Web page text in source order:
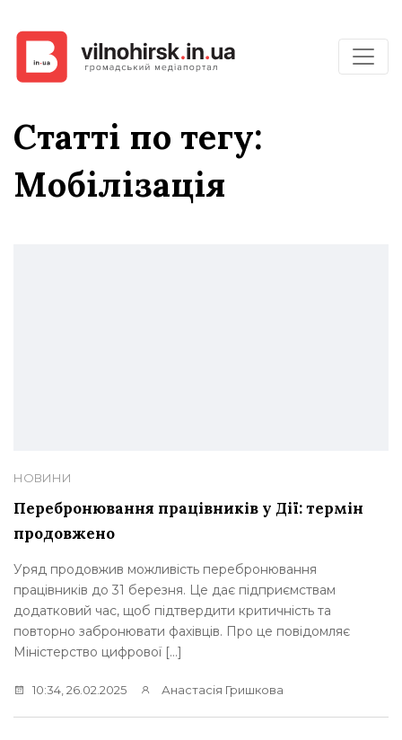
Статті по тегу:
Мобілізація
НОВИНИ
Перебронювання працівників у Дії: термін
продовжено
Уряд продовжив можливість перебронювання
працівників до 31 березня. Це дає підприємствам
додатковий час, щоб підтвердити критичність та
повторно забронювати фахівців. Про це повідомляє
Міністерство цифрової […]
10:34, 26.02.2025 Анастасія Гришкова